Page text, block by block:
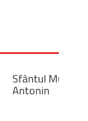
Sfântul Mucenic
Antonin